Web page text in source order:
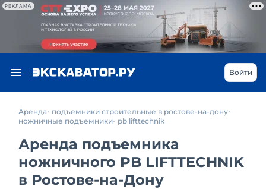
РЕКЛАМА
Войти
Аренда
подъемники строительные в ростове-на-дону
ножничные подъемники pb lifttechnik
Аренда подъемника
ножничного PB LIFTTECHNIK
в Ростове-на-Дону